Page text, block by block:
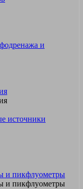
и
источники
и пикфлуометры
и пикфлуометры